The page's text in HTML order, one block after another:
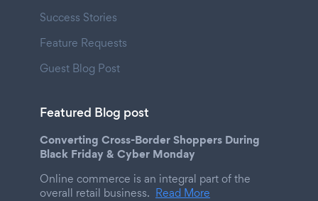
Success Stories
Feature Requests
Guest Blog Post
Featured Blog post
Converting Cross-Border Shoppers During
Black Friday & Cyber Monday
Online commerce is an integral part of the
overall retail business. Read More